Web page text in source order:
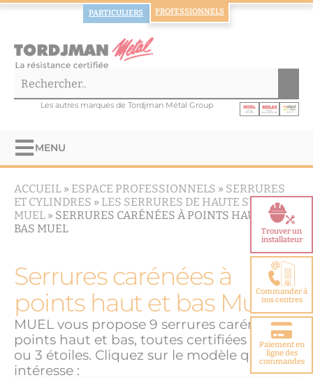
PARTICULIERS PROFESSIONNELS
Les autres marques de Tordjman Métal Group
MENU
Trouver un
installateur
Commander à
nos centres
Choisir votre
porte blindée
Paiement en
ligne des
commandes
ACCUEIL » ESPACE PROFESSIONNELS » SERRURES
ET CYLINDRES » LES SERRURES DE HAUTE SÛRETÉ
MUEL » SERRURES CARÉNÉES À POINTS HAUT ET
BAS MUEL
Serrures carénées à
points haut et bas Muel
MUEL vous propose 9 serrures carénées à
points haut et bas, toutes certifiées A2P 1
ou 3 étoiles. Cliquez sur le modèle qui vous
intéresse :